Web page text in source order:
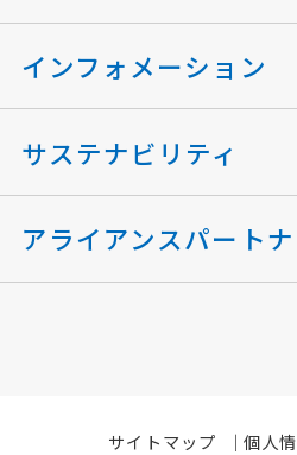
インフォメーション
サステナビリティ
アライアンスパート
サイトマップ
個人